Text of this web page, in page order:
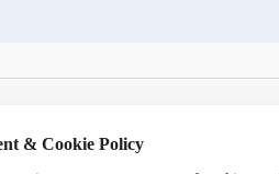
& Cookie Policy